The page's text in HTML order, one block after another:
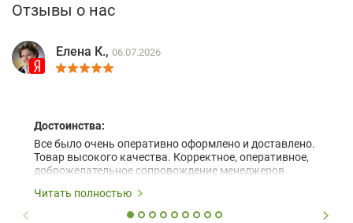
Отзывы о нас
Елена К., 06.07.2026
Достоинства:
Все было очень оперативно оформлено и доставлено.
Товар высокого качества. Корректное, оперативное,
доброжелательное сопровождение менеджеров.
Читать полностью